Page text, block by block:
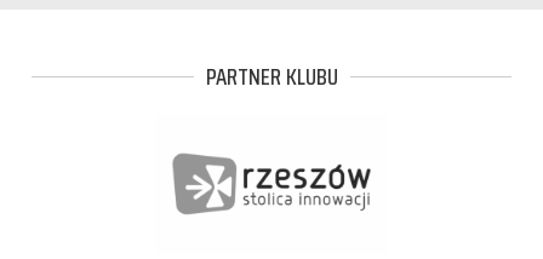
PARTNER KLUBU